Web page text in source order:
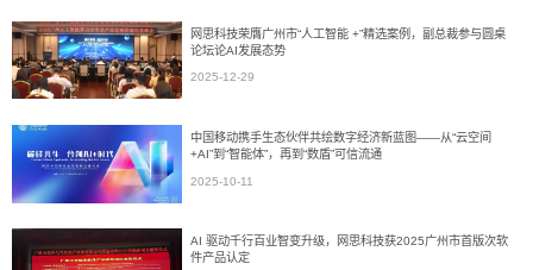
网思科技荣膺广州市“人工智能 +”精选案例，副总裁参与圆桌
论坛论AI发展态势
2025-12-29
中国移动携手生态伙伴共绘数字经济新蓝图——从“云空间
+AI”到“智能体”，再到“数盾”可信流通
2025-10-11
AI 驱动千行百业智变升级，网思科技获2025广州市首版次软
件产品认定